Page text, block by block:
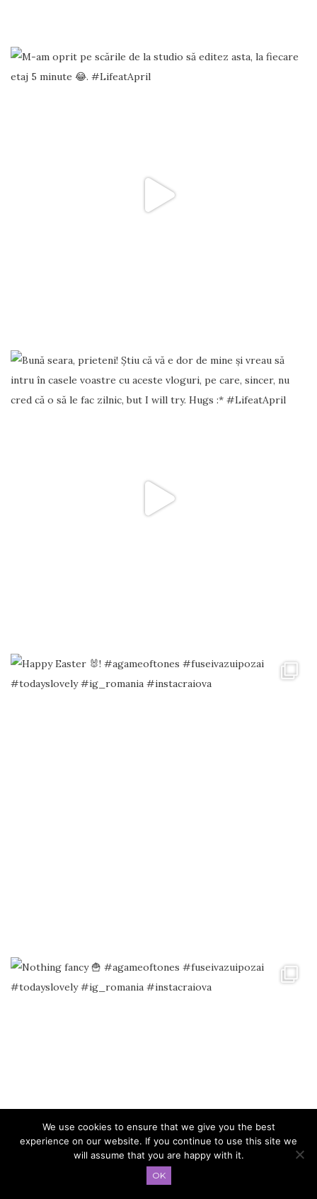
We use cookies to ensure that we give you the best
experience on our website. If you continue to use this site we
will assume that you are happy with it.
OK